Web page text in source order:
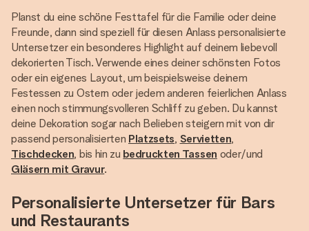
Planst du eine schöne Festtafel für die Familie oder deine
Freunde, dann sind speziell für diesen Anlass personalisierte
Untersetzer ein besonderes Highlight auf deinem liebevoll
dekorierten Tisch. Verwende eines deiner schönsten Fotos
oder ein eigenes Layout, um beispielsweise deinem
Festessen zu Ostern oder jedem anderen feierlichen Anlass
einen noch stimmungsvolleren Schliff zu geben. Du kannst
deine Dekoration sogar nach Belieben steigern mit von dir
passend personalisierten Platzsets, Servietten,
Tischdecken, bis hin zu bedruckten Tassen oder/und
Gläsern mit Gravur.
Personalisierte Untersetzer für Bars
und Restaurants